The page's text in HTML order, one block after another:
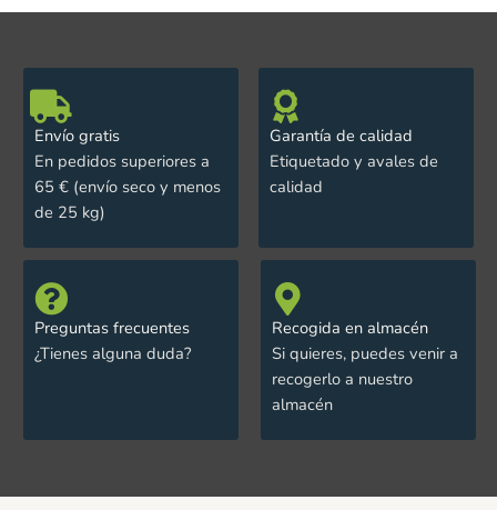
Envío gratis
En pedidos superiores a
65 € (envío seco y menos
de 25 kg)
Garantía de calidad
Etiquetado y avales de
calidad
Preguntas frecuentes
¿Tienes alguna duda?
Recogida en almacén
Si quieres, puedes venir a
recogerlo a nuestro
almacén